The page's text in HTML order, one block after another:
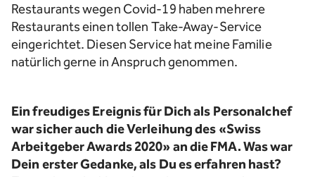
Restaurants wegen Covid-19 haben mehrere
Restaurants einen tollen Take-Away-Service
eingerichtet. Diesen Service hat meine Familie
natürlich gerne in Anspruch genommen.
Ein freudiges Ereignis für Dich als Personalchef
war sicher auch die Verleihung des «Swiss
Arbeitgeber Awards 2020» an die FMA. Was war
Dein erster Gedanke, als Du es erfahren hast?